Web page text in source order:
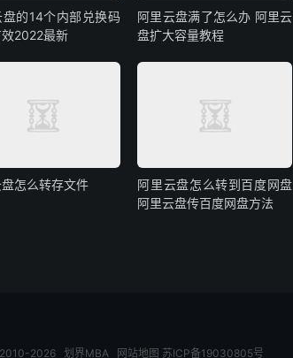
盘的14个内部兑换码
2022最新
阿里云盘满了怎么办 阿里云
盘扩大容量教程
怎么转存文件
阿里云盘怎么转到百度网盘
阿里云盘传百度网盘方法
2026 划界MBA 网站地图 苏ICP备19030805号